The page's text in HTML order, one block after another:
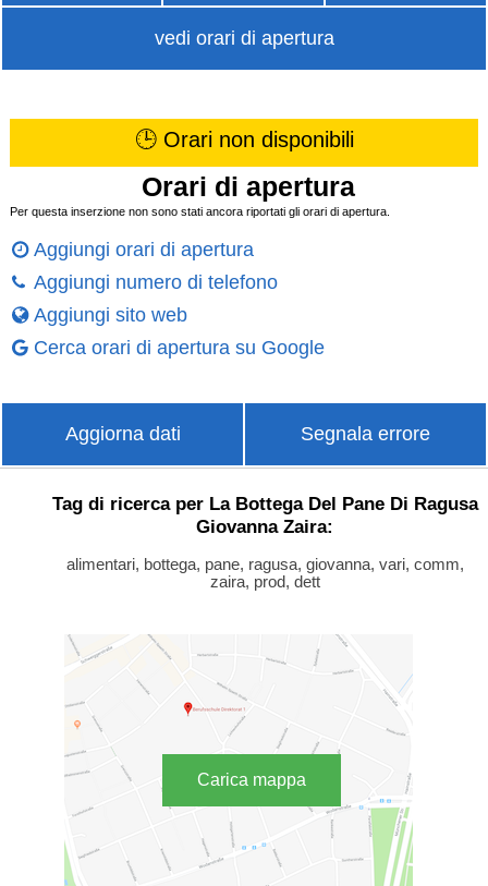
vedi orari di apertura
🕒 Orari non disponibili
Orari di apertura
Per questa inserzione non sono stati ancora riportati gli orari di apertura.
Aggiungi orari di apertura
Aggiungi numero di telefono
Aggiungi sito web
Cerca orari di apertura su Google
Aggiorna dati Segnala errore
Tag di ricerca per La Bottega Del Pane Di Ragusa
Giovanna Zaira:
alimentari, bottega, pane, ragusa, giovanna, vari, comm,
zaira, prod, dett
Carica mappa